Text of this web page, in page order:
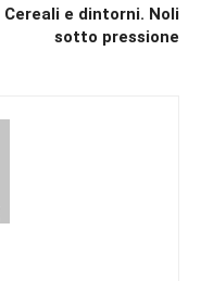
Cereali e dintorni. Noli
sotto pressione